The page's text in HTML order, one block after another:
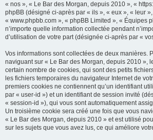
« nos », « Le Bar des Morgan, depuis 2010 », «
phpBB (désigné ci-après par « ils », « eux », « leur
« www.phpbb.com », « phpBB Limited », « Équipes
n’importe quelle information collectée pendant
d’utilisation de votre part (désignée ci-après par «
Vos informations sont collectées de deux manières.
naviguant sur « Le Bar des Morgan, depuis 2010 »,
certain nombre de cookies, qui sont des petits
les fichiers temporaires du navigateur Internet de
premiers cookies ne contiennent qu’un identifiant
par « user-id ») et un identifiant de session invité
« session-id »), qui vous sont automatiquement
Un troisième cookie sera créé une fois que vous
« Le Bar des Morgan, depuis 2010 » et est utilisé
sur les sujets que vous avez lus, ce qui améliore